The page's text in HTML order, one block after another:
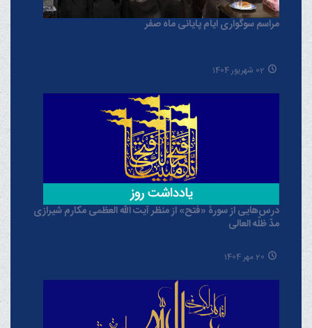
مراسم سوگواری ایام پایانی ماه صفر
02 شهریور 1404
درس‌هایی از سورۀ «فتح» از منظر آیت الله العظمی مکارم شیرازی
مدّ ظلّه العالی
20 مهر 1404